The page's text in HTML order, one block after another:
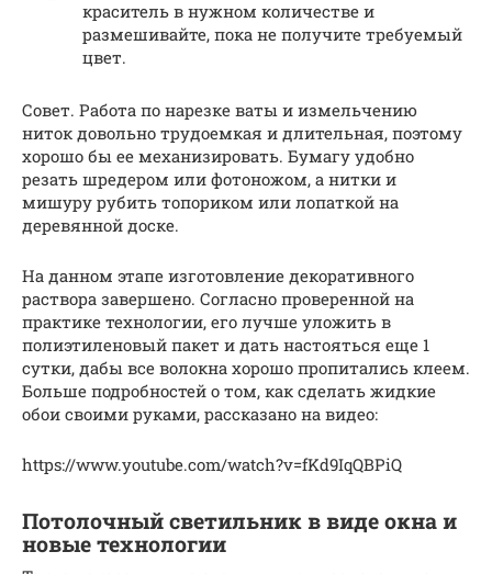
краситель в нужном количестве и
размешивайте, пока не получите требуемый
цвет.
Совет. Работа по нарезке ваты и измельчению
ниток довольно трудоемкая и длительная, поэтому
хорошо бы ее механизировать. Бумагу удобно
резать шредером или фотоножом, а нитки и
мишуру рубить топориком или лопаткой на
деревянной доске.
На данном этапе изготовление декоративного
раствора завершено. Согласно проверенной на
практике технологии, его лучше уложить в
полиэтиленовый пакет и дать настояться еще 1
сутки, дабы все волокна хорошо пропитались клеем.
Больше подробностей о том, как сделать жидкие
обои своими руками, рассказано на видео:
https://www.youtube.com/watch?v=fKd9IqQBPiQ
Потолочный светильник в виде окна и
новые технологии